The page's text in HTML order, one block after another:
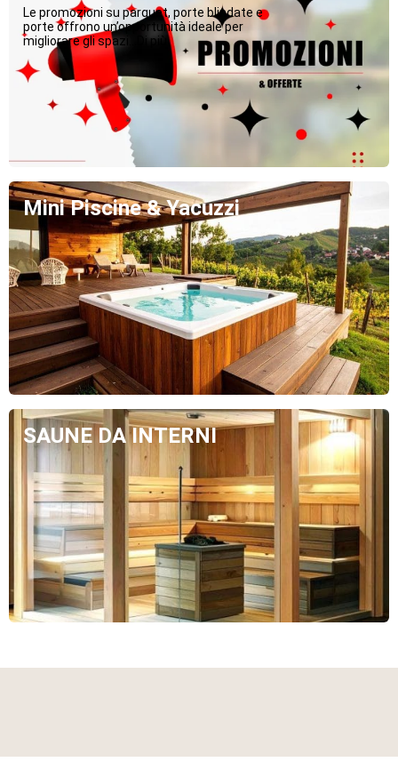
Le promozioni su parquet, porte blindate e
porte offrono un’opportunità ideale per
migliorare gli spazi...Di più
Mini Piscine & Yacuzzi
SAUNE DA INTERNI